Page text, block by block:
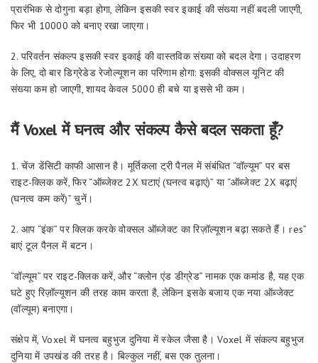
प्रारंभिक से दोगुना बड़ा होगा, लेकिन इसकी स्वर इकाई की संख्या नहीं बदली जाएगी,
फिर भी 10000 को बनाए रखा जाएगा।
2. परिवर्तन संकल्प इसकी स्वर इकाई की वास्तविक संख्या को बदल देगा। उदाहरण
के लिए, दो बार डिग्रेडेड रेजोल्यूशन का परिणाम होगा: इसकी वोक्सल यूनिट की
संख्या कम हो जाएगी, शायद केवल 5000 ही बचे या इससे भी कम।
मैं Voxel में घनत्व और संकल्प कैसे बदल सकता हूँ?
1. चेंज डेंसिटी काफी आसान है। मूर्तिकला ट्री पैनल में संबंधित “वॉल्यूम” पर बस
राइट-क्लिक करें, फिर “ऑब्जेक्ट 2X घटाएं (घनत्व बढ़ाएं)” या “ऑब्जेक्ट 2X बढ़ाएं
(घनत्व कम करें)” चुनें।
2. आप “इंक” पर क्लिक करके वोक्सल ऑब्जेक्ट का रिज़ॉल्यूशन बढ़ा सकते हैं। res”
बाएं टूल पैनल में बटन।
“वॉल्यूम” पर राइट-क्लिक करें, और “क्लोन एंड डीग्रेड” नामक एक कमांड है, यह एक
घटे हुए रिज़ॉल्यूशन की तरह काम करता है, लेकिन इसके बजाय एक नया ऑब्जेक्ट
(वॉल्यूम) बनाएगा।
संक्षेप में, Voxel में घनत्व बहुभुज दुनिया में स्केल जैसा है। Voxel में संकल्प बहुभुज
दुनिया में उपखंड की तरह है। बिल्कुल नहीं, बस एक तुलना।